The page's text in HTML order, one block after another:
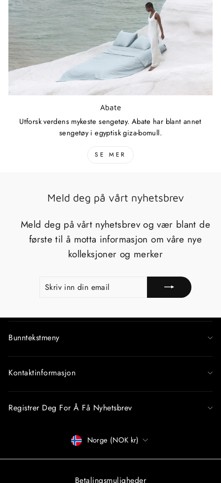
Abate
Utforsk verdens mykeste sengetøy. Abate har blant annet
sengetøy i egyptisk giza-bomull.
SE MER
Meld deg på vårt nyhetsbrev
Meld deg på vårt nyhetsbrev og vær blant de
første til å motta informasjon om våre nye
kolleksjoner og merker
DIN
Bunntekstmeny
Kontaktinformasjon
Registrer Deg For Å Få Nyhetsbrev
Betalingsmåter
Norge (NOK kr)
Betalingsmuligheder